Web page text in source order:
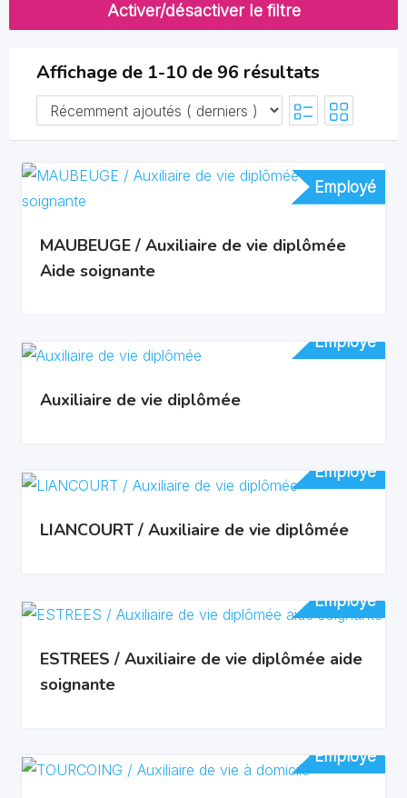
Activer/désactiver le filtre
Affichage de 1-10 de 96 résultats
Employé
Employé
MAUBEUGE / Auxiliaire de vie diplômée
Aide soignante
Employé
Employé
Auxiliaire de vie diplômée
Employé
Employé
LIANCOURT / Auxiliaire de vie diplômée
Employé
Employé
ESTREES / Auxiliaire de vie diplômée aide
soignante
Employé
Employé